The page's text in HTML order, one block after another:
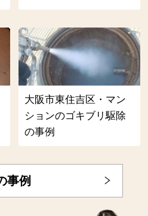
大阪市東住吉区・マン
ションのゴキブリ駆除
の事例
事例